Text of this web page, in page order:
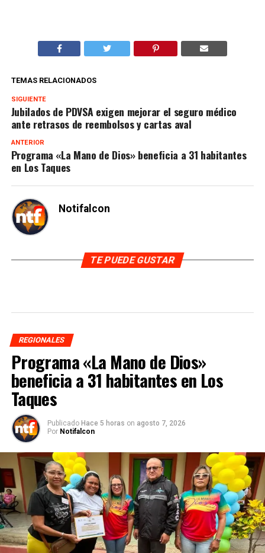
TEMAS RELACIONADOS
SIGUIENTE
Jubilados de PDVSA exigen mejorar el seguro médico
ante retrasos de reembolsos y cartas aval
ANTERIOR
Programa «La Mano de Dios» beneficia a 31 habitantes
en Los Taques
Notifalcon
TE PUEDE GUSTAR
REGIONALES
Programa «La Mano de Dios»
beneficia a 31 habitantes en Los
Taques
Publicado Hace 5 horas on agosto 7, 2026
Por Notifalcon